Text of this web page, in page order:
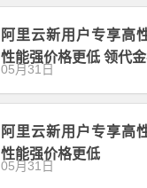
阿里云新用户专享高
性能强价格更低 领代
05月31日
阿里云新用户专享高
性能强价格更低
05月31日